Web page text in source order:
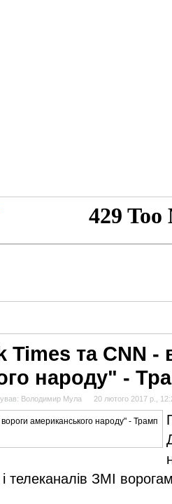
Times та CNN -
народу" -
Володимир Мула 20 лютого 2017 р.,
телеканалів ЗМІ